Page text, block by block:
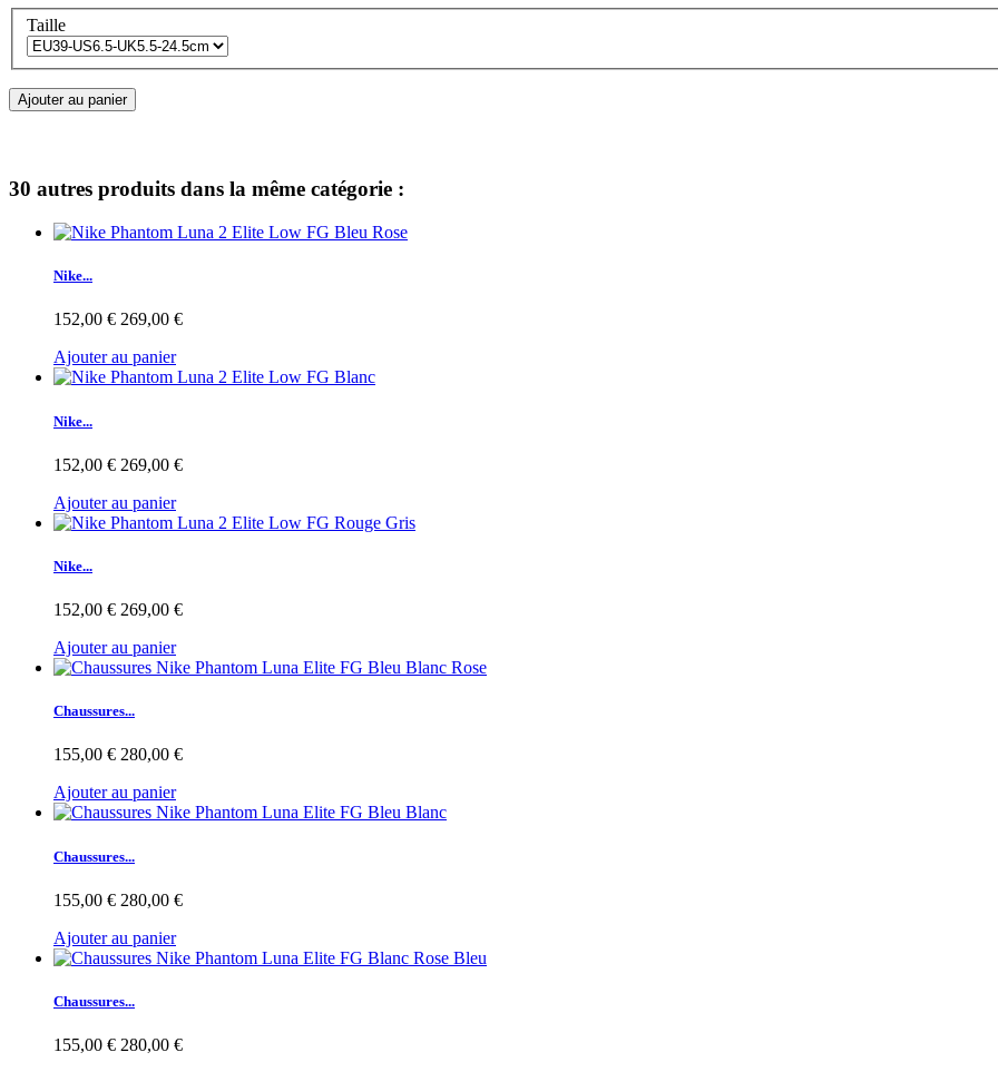
Taille
Ajouter au panier
30 autres produits dans la même catégorie :
Nike...
152,00 € 269,00 €
Ajouter au panier
Nike...
152,00 € 269,00 €
Ajouter au panier
Nike...
152,00 € 269,00 €
Ajouter au panier
Chaussures...
155,00 € 280,00 €
Ajouter au panier
Chaussures...
155,00 € 280,00 €
Ajouter au panier
Chaussures...
155,00 € 280,00 €